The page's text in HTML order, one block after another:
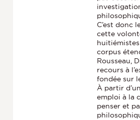
C’est donc
cette
corpus
Rousseau,
recours à
fondée sur
À partir
emploi à la
penser et